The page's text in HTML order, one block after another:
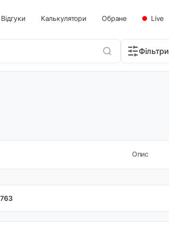
Відгуки Калькулятори Обране Live
Фільтри
Опис